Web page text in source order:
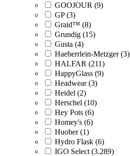
GOOJOUR (9)
GP (3)
Graid™ (8)
Grundig (15)
Gusta (4)
Haeberrlein-Metzger (3)
HALFAR (211)
HappyGlass (9)
Headwear (3)
Heidel (2)
Herschel (10)
Hey Pots (6)
Homey's (6)
Huober (1)
Hydro Flask (6)
IGO Select (3.289)